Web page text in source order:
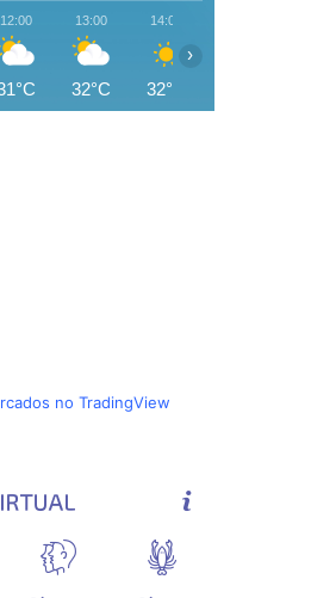
12:00 13:00
32°C
14:00
32°C
›
no TradingView